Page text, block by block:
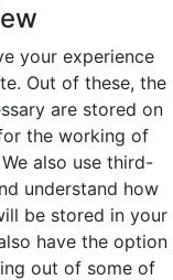
your experience
Out of these, the
are stored on
the working of
also use third-
understand how
be stored in your
have the option
out of some of